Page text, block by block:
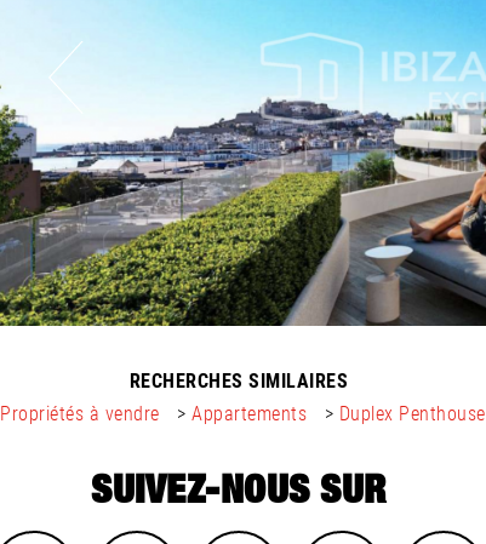
RECHERCHES SIMILAIRES
Propriétés à vendre >Appartements > Duplex Penthouse
SUIVEZ-NOUS SUR